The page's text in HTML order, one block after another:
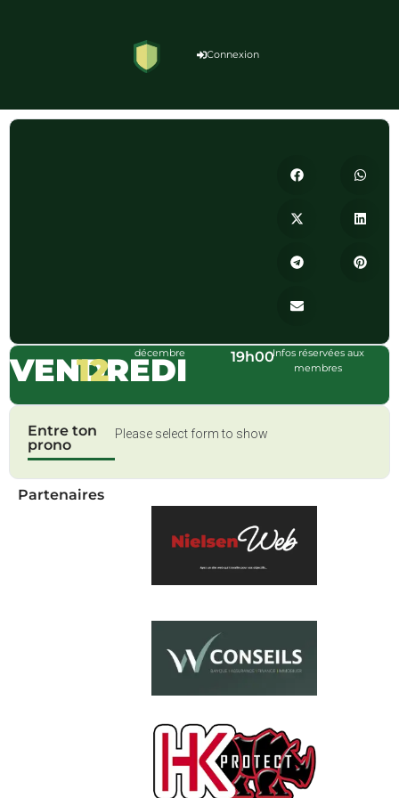
Connexion
VENDREDI
12 décembre 19h00Infos réservées aux
membres
Entre ton
prono
Please select form to show
Partenaires